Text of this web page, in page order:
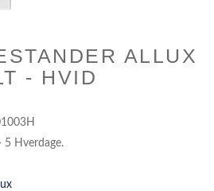
ALLUX
- HVID
5 Hverdage.